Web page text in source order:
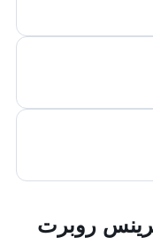
روبرت